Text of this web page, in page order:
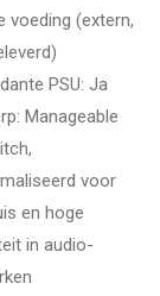
voeding (extern,
PSU: Ja
Manageable
voor
en hoge
in audio-